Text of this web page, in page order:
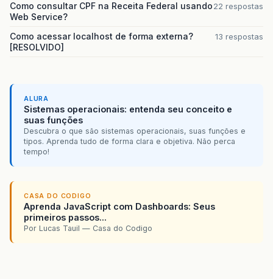
Como consultar CPF na Receita Federal usando
Web Service?
22 respostas
Como acessar localhost de forma externa?
[RESOLVIDO]
13 respostas
ALURA
Sistemas operacionais: entenda seu conceito e
suas funções
Descubra o que são sistemas operacionais, suas funções e
tipos. Aprenda tudo de forma clara e objetiva. Não perca
tempo!
CASA DO CODIGO
Aprenda JavaScript com Dashboards: Seus
primeiros passos...
Por Lucas Tauil — Casa do Codigo